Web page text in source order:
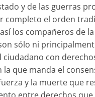
y de las guerras
completo el orden
los compañeros de
sólo ni
ciudadano con
la que manda el
y la muerte que